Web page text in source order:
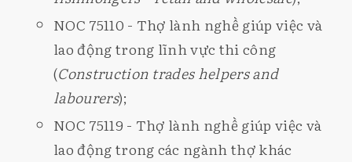
NOC 75110 - Thợ lành nghề giúp việc và
lao động trong lĩnh vực thi công
(Construction trades helpers and
labourers);
NOC 75119 - Thợ lành nghề giúp việc và
lao động trong các ngành thợ khác